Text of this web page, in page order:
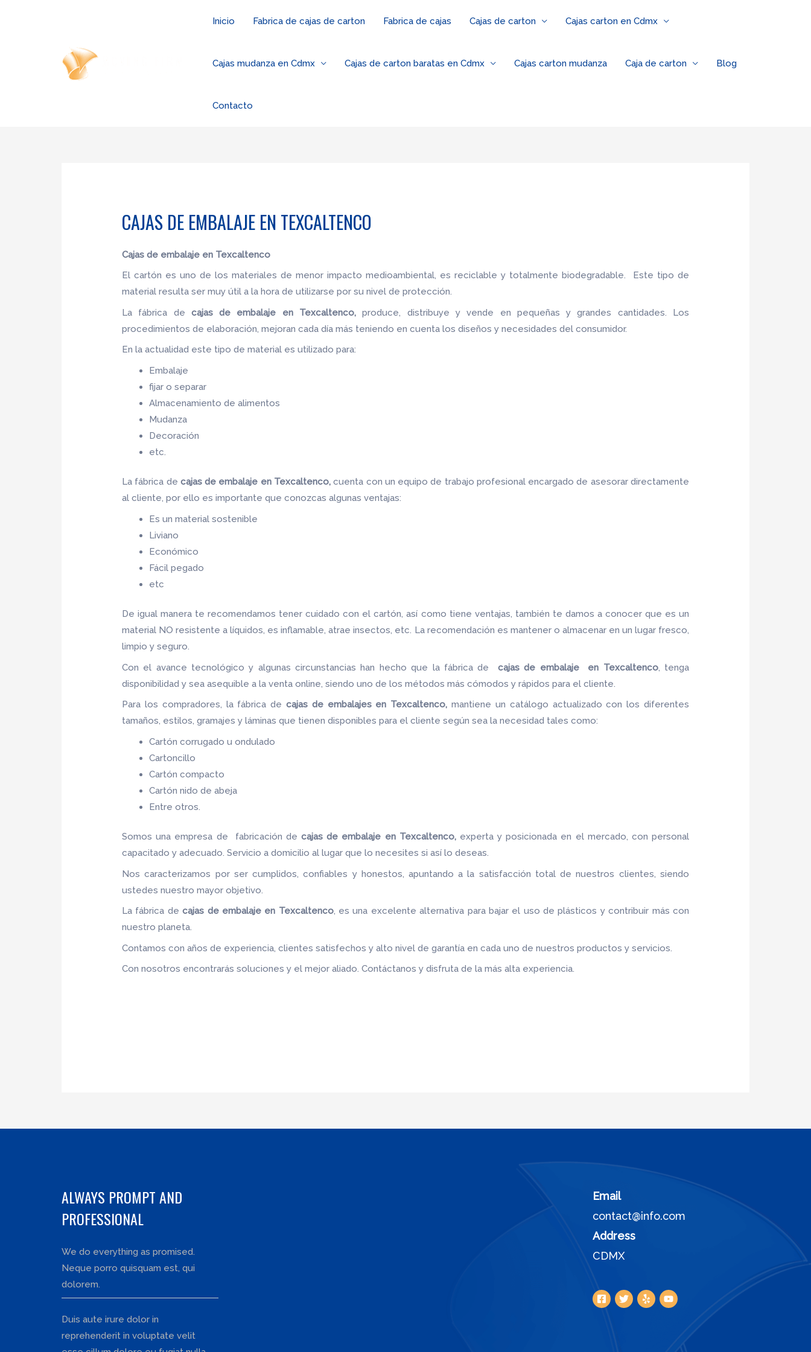
Inicio Fabrica de cajas de carton Fabrica de cajas Cajas de carton Cajas carton en Cdmx
Cajas mudanza en Cdmx Cajas de carton baratas en Cdmx Cajas carton mudanza Caja de carton Blog
Contacto
CAJAS DE EMBALAJE EN TEXCALTENCO
Cajas de embalaje en Texcaltenco
El cartón es uno de los materiales de menor impacto medioambiental, es reciclable y totalmente biodegradable. Este tipo de
material resulta ser muy útil a la hora de utilizarse por su nivel de protección.
La fábrica de cajas de embalaje en Texcaltenco, produce, distribuye y vende en pequeñas y grandes cantidades. Los
procedimientos de elaboración, mejoran cada día más teniendo en cuenta los diseños y necesidades del consumidor.
En la actualidad este tipo de material es utilizado para:
Embalaje
fijar o separar
Almacenamiento de alimentos
Mudanza
Decoración
etc.
La fábrica de cajas de embalaje en Texcaltenco,cuenta con un equipo de trabajo profesional encargado de asesorar directamente
al cliente, por ello es importante que conozcas algunas ventajas:
Es un material sostenible
Liviano
Económico
Fácil pegado
etc
De igual manera te recomendamos tener cuidado con el cartón, así como tiene ventajas, también te damos a conocer que es un
material NO resistente a líquidos, es inflamable, atrae insectos, etc. La recomendación es mantener o almacenar en un lugar fresco,
limpio y seguro.
Con el avance tecnológico y algunas circunstancias han hecho que la fábrica de cajas de embalaje en Texcaltenco, tenga
disponibilidad y sea asequible a la venta online, siendo uno de los métodos más cómodos y rápidos para el cliente.
Para los compradores, la fábrica de cajas de embalajes en Texcaltenco,mantiene un catálogo actualizado con los diferentes
tamaños, estilos, gramajes y láminas que tienen disponibles para el cliente según sea la necesidad tales como:
Cartón corrugado u ondulado
Cartoncillo
Cartón compacto
Cartón nido de abeja
Entre otros.
Somos una empresa de fabricación decajas de embalaje en Texcaltenco, experta y posicionada en el mercado, con personal
capacitado y adecuado. Servicio a domicilio al lugar que lo necesites si así lo deseas.
Nos caracterizamos por ser cumplidos, confiables y honestos, apuntando a la satisfacción total de nuestros clientes, siendo
ustedes nuestro mayor objetivo.
La fábrica decajas de embalaje en Texcaltenco, es una excelente alternativa para bajar el uso de plásticos y contribuir más con
nuestro planeta.
Contamos con años de experiencia, clientes satisfechos y alto nivel de garantía en cada uno de nuestros productos y servicios.
Con nosotros encontrarás soluciones y el mejor aliado.Contáctanos y disfruta de la más alta experiencia.
ALWAYS PROMPT AND
PROFESSIONAL
We do everything as promised.
Neque porro quisquam est, qui
dolorem.
Duis aute irure dolor in
reprehenderit in voluptate velit
Email
contact@info.com
Address
CDMX